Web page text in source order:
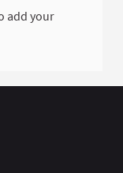
add your